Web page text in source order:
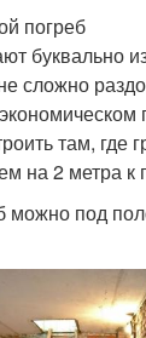
погреб
буквально
сложно
там, где
на 2 метра к
можно под